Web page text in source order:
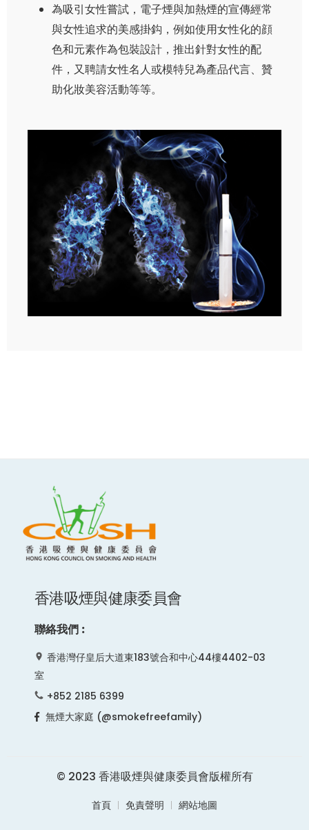
為吸引女性嘗試，電子煙與加熱煙的宣傳經常
與女性追求的美感掛鈎，例如使用女性化的顔
色和元素作為包裝設計，推出針對女性的配
件，又聘請女性名人或模特兒為產品代言、贊
助化妝美容活動等等。
香港吸煙與健康委員會
聯絡我們︰
香港灣仔皇后大道東183號合和中心44樓4402-03
室
+852 2185 6399
無煙大家庭 (@smokefreefamily)
首頁 免責聲明 網站地圖
© 2023 香港吸煙與健康委員會版權所有